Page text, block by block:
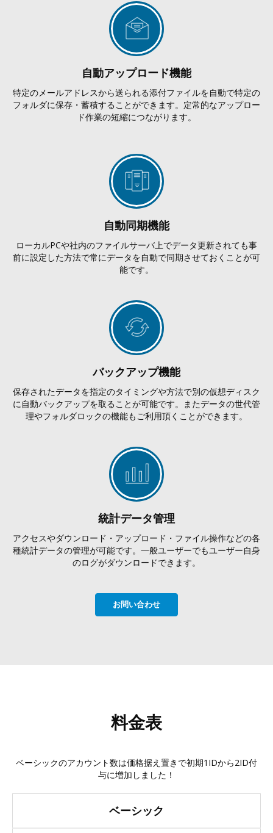
自動アップロード機能
特定のメールアドレスから送られる添付ファイルを自動で特定の
フォルダに保存・蓄積することができます。定常的なアップロー
ド作業の短縮につながります。
自動同期機能
ローカルPCや社内のファイルサーバ上でデータ更新されても事
前に設定した方法で常にデータを自動で同期させておくことが可
能です。
バックアップ機能
保存されたデータを指定のタイミングや方法で別の仮想ディスク
に自動バックアップを取ることが可能です。またデータの世代管
理やフォルダロックの機能もご利用頂くことができます。
統計データ管理
アクセスやダウンロード・アップロード・ファイル操作などの各
種統計データの管理が可能です。一般ユーザーでもユーザー自身
のログがダウンロードできます。
お問い合わせ
料金表
ベーシックのアカウント数は価格据え置きで初期1IDから2ID付
与に増加しました！
ベーシック